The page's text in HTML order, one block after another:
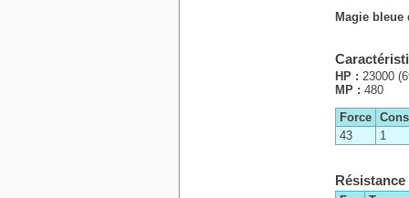
Magie bleue
HP : 23000
MP : 480
Force
43
1